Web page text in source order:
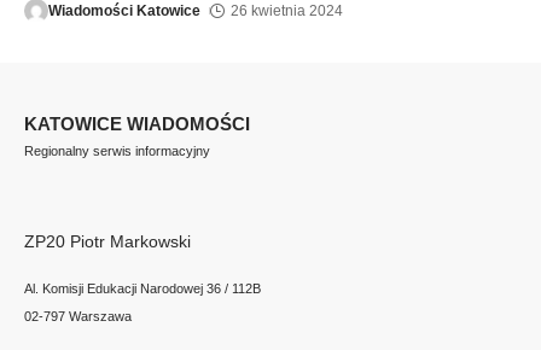
Wiadomości Katowice 26 kwietnia 2024
KATOWICE WIADOMOŚCI
Regionalny serwis informacyjny
ZP20 Piotr Markowski
Al. Komisji Edukacji Narodowej 36 / 112B
02-797 Warszawa